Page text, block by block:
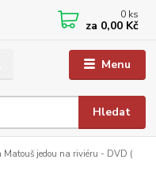
Menu
Hledat
0 ks
za 0,00 Kč
Matouš jedou na riviéru - DVD (